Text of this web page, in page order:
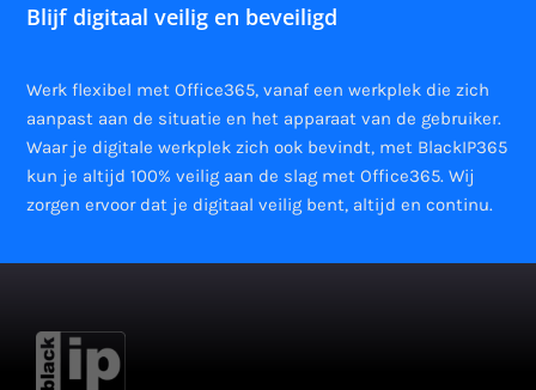
Blijf digitaal veilig en beveiligd
Werk flexibel met Office365, vanaf een werkplek die zich
aanpast aan de situatie en het apparaat van de gebruiker.
Waar je digitale werkplek zich ook bevindt, met BlackIP365
kun je altijd 100% veilig aan de slag met Office365. Wij
zorgen ervoor dat je digitaal veilig bent, altijd en continu.